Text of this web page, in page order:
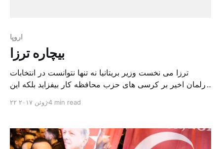
اروپا
بیچاره ترزا
ترزا می نخست وزیر بریتانیا نه تنها نتوانست در انتخابات
پارلمان اخیر بر کرسی های حزب محافظه کار بیفزاید بلکه این
وکار دیپلماتیک اروپایی این است که ترزا می خواسته هایی را
بروکسل […]
۲۲ ژوئن ۲۰۱۷4 min read